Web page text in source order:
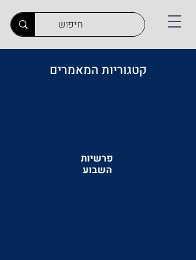
קטגוריות המאמרים
פרשיות
השבוע